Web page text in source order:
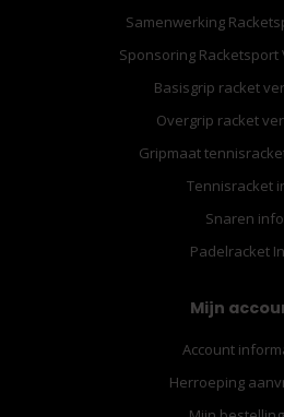
Samenwerking
Sponsoring Racketsport
Basisgrip racket
Overgrip racket
Gripmaat
Tennisracket
Snaren info
Padelracket
Mijn
Account
Herroeping